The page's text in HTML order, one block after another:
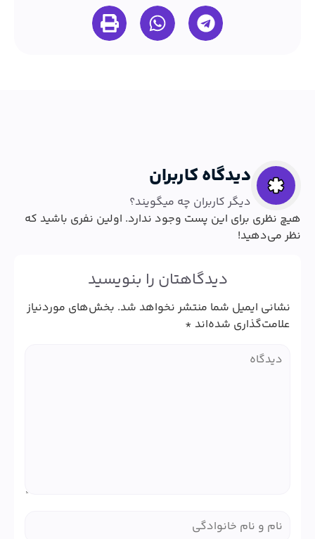
دیدگاه کاربران
دیگر کاربران چه میگویند؟
هیچ نظری برای این پست وجود ندارد. اولین نفری باشید که
نظر می‌دهید!
دیدگاهتان را بنویسید
نشانی ایمیل شما منتشر نخواهد شد. بخش‌های موردنیاز
علامت‌گذاری شده‌اند *